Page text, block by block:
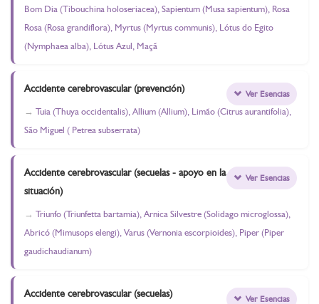
Bom Dia (Tibouchina holoseriacea), Sapientum (Musa sapientum), Rosa
Rosa (Rosa grandiflora), Myrtus (Myrtus communis), Lótus do Egito
(Nymphaea alba), Lótus Azul, Maçã
Accidente cerebrovascular (prevención)
Tuia (Thuya occidentalis), Allium (Allium), Limão (Citrus aurantifolia),
São Miguel ( Petrea subserrata)
Ver Esencias
Accidente cerebrovascular (secuelas - apoyo en la
situación)
Triunfo (Triunfetta bartamia), Arnica Silvestre (Solidago microglossa),
Abricó (Mimusops elengi), Varus (Vernonia escorpioides), Piper (Piper
gaudichaudianum)
Ver Esencias
Accidente cerebrovascular (secuelas) Ver Esencias